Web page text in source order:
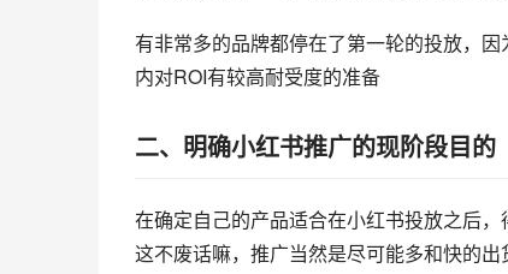
有非常多的品牌都停在了第一轮的投放，
内对ROI有较高耐受度的准备
二、明确小红书推广的现阶段目的
在确定自己的产品适合在小红书投放之后
这不废话嘛，推广当然是尽可能多和快的出